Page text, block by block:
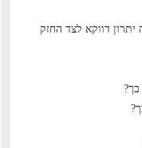
דווקא לצד החזק